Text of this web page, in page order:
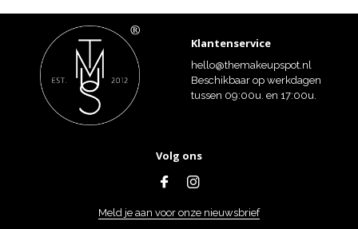
Klantenservice
hello@themakeupspot.nl
Beschikbaar op werkdagen
tussen 09:00u. en 17:00u.
Volg ons
Meld je aan voor onze nieuwsbrief